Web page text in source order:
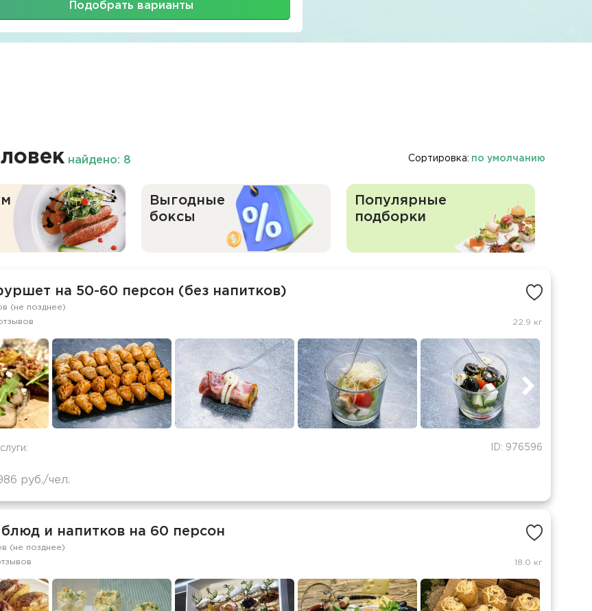
Подобрать варианты
найдено: 8 Сортировка: по умолчанию
Выгодные
боксы
Популярные
подборки
на 50-60 персон (без напитков)
(не позднее)
22.9 кг
ID: 976596
руб./чел.
и напитков на 60 персон
(не позднее)
18.0 кг